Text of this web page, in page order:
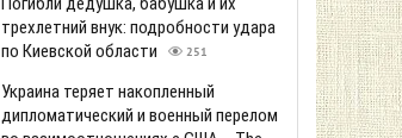
трехлетний внук: подробности удара
по Киевской области
251
Украина теряет накопленный
дипломатический и военный перелом